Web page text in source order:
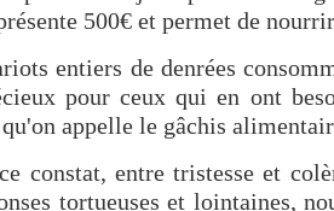
500€ et permet de
entiers de denrées
pour ceux qui en ont
appelle le gâchis
constat, entre tristesse et
tortueuses et lointaines,